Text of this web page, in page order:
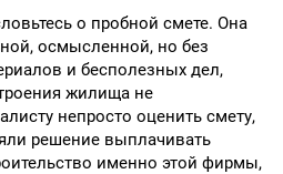
о пробной смете. Она
осмысленной, но без
и бесполезных дел,
жилища не
непросто оценить смету,
решение выплачивать
именно этой фирмы,